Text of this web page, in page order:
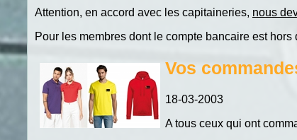
Attention, en accord avec les capitaineries, nous
Pour les membres dont le compte bancaire est
Vos
18-03-2003
A tous ceux qui ont